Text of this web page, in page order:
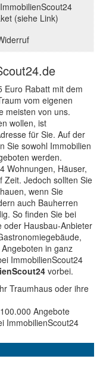
(siehe Link)
Euro Rabatt mit dem
vom eigenen
meisten von uns.
wollen, ist
für Sie. Auf der
Sie sowohl Immobilien
werden.
Wohnungen, Häuser,
Zeit. Jedoch sollten Sie
wenn Sie
auch Bauherren
So finden Sie bei
oder Hausbau-Anbieter
in ganz
ImmobilienScout24
vorbei.
Traumhaus oder ihre
Angebote
ImmobilienScout24